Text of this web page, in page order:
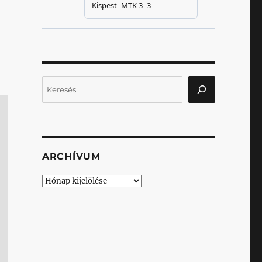
ARCHÍVUM
Archívum